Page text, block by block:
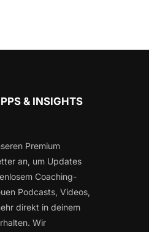
& INSIGHTS
Premium
an, um Updates
Coaching-
Podcasts, Videos,
direkt in deinem
Wir